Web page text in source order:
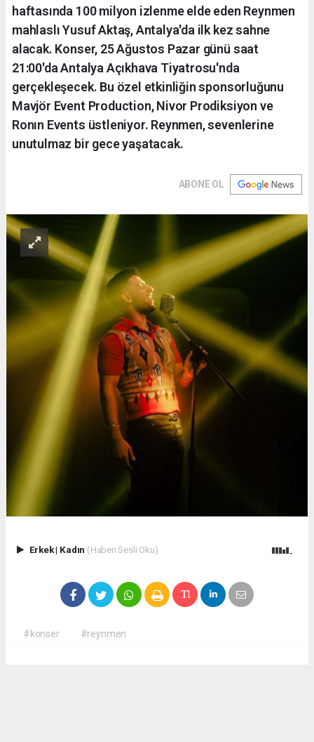
haftasında 100 milyon izlenme elde eden Reynmen
mahlaslı Yusuf Aktaş, Antalya'da ilk kez sahne
alacak. Konser, 25 Ağustos Pazar günü saat
21:00'da Antalya Açıkhava Tiyatrosu'nda
gerçekleşecek. Bu özel etkinliğin sponsorluğunu
Mavjör Event Production, Nivor Prodiksiyon ve
Ronın Events üstleniyor. Reynmen, sevenlerine
unutulmaz bir gece yaşatacak.
ABONE OL
Erkek| Kadın (Haberi Sesli Oku)
#konser #reynmen